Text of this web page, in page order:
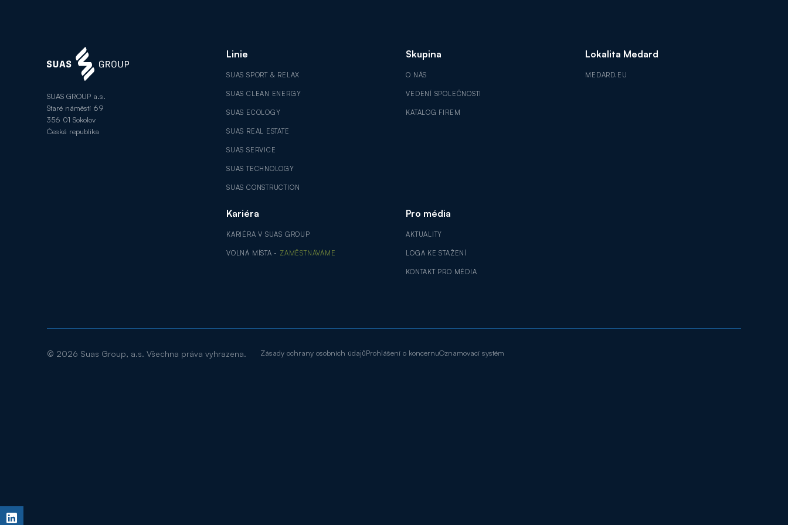
SUAS GROUP a.s.
Staré náměstí 69
356 01 Sokolov
Česká republika
Linie
SUAS SPORT & RELAX
SUAS CLEAN ENERGY
SUAS ECOLOGY
SUAS REAL ESTATE
SUAS SERVICE
SUAS TECHNOLOGY
SUAS CONSTRUCTION
Skupina
O NÁS
VEDENÍ SPOLEČNOSTI
KATALOG FIREM
Lokalita Medard
MEDARD.EU
Kariéra
KARIÉRA V SUAS GROUP
VOLNÁ MÍSTA - ZAMĚSTNÁVÁME
Pro média
AKTUALITY
LOGA KE STAŽENÍ
KONTAKT PRO MÉDIA
© 2026 Suas Group, a.s. Všechna práva vyhrazena. Zásady ochrany osobních údajůProhlášení o koncernuOznamovací systém